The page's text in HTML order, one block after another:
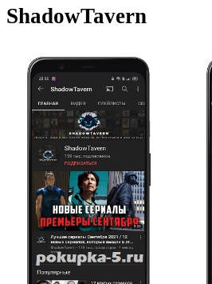
ShadowTavern